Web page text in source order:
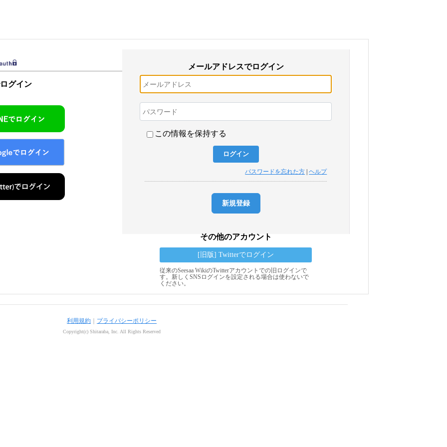
グイン
メールアドレスでログイン
この情報を保持する
パスワードを忘れた方 |ヘルプ
新規登録
その他のアカウント
[旧版] Twitterでログイン
従来のSeesaa WikiのTwitterアカウントでの旧ログインで
す。新しくSNSログインを設定される場合は使わないで
ください。
利用規約 プライバシーポリシー
Copyright(c) Shitaraba, Inc. All Rights Reserved